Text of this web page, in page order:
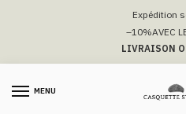
navigation
Expédition
–10%AVEC
LIVRAISON
MENU